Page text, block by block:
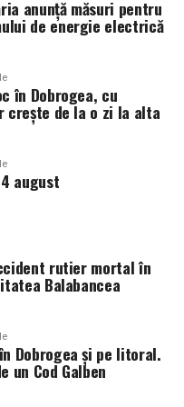
abstract și nu
, ci poate fi
autentice și
membrii comunității.
însă impactul său
și prin resursele
organizațiile și
departe acest tip de
proiect și
anunță măsuri pentru
de energie electrică
în Dobrogea, cu
crește de la o zi la alta
august
rutier mortal în
Balabancea
Dobrogea și pe litoral.
un Cod Galben